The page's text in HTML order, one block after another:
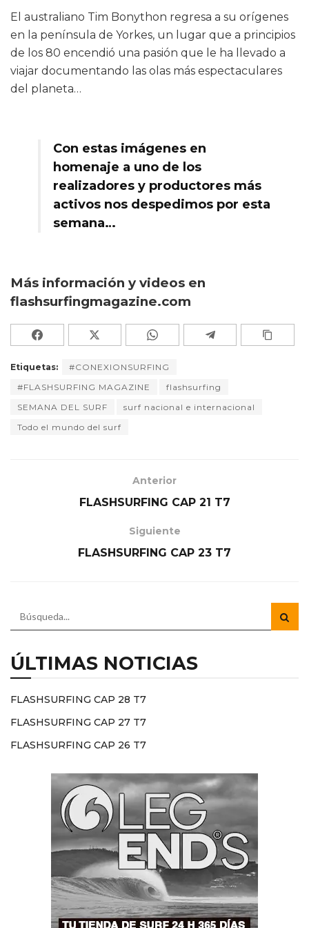
El australiano Tim Bonython regresa a su orígenes
en la península de Yorkes, un lugar que a principios
de los 80 encendió una pasión que le ha llevado a
viajar documentando las olas más espectaculares
del planeta…
Con estas imágenes en
homenaje a uno de los
realizadores y productores más
activos nos despedimos por esta
semana…
Más información y videos en
flashsurfingmagazine.com
Etiquetas:
#CONEXIONSURFING
#FLASHSURFING MAGAZINE
flashsurfing
SEMANA DEL SURF
surf nacional e internacional
Todo el mundo del surf
Anterior
FLASHSURFING CAP 21 T7
Siguiente
FLASHSURFING CAP 23 T7
ÚLTIMAS NOTICIAS
FLASHSURFING CAP 28 T7
FLASHSURFING CAP 27 T7
FLASHSURFING CAP 26 T7